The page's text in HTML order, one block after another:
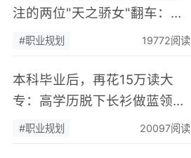
注的两位"天之骄女"翻车：不
匹配的职业规划，终将自食恶
#职业规划 19772阅读
本科毕业后，再花15万读大
专：高学历脱下长衫做蓝领，
本质是职业规划缺失的无奈之
#职业规划 20097阅读